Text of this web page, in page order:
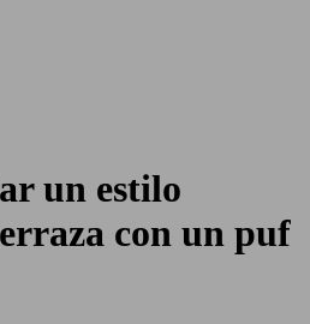
un estilo
con un puf